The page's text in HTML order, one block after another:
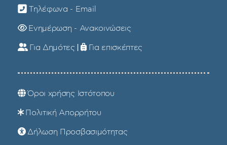
Τηλέφωνα - Email
Ενημέρωση - Ανακοινώσεις
Για Δημότες | Για επισκέπτες
Όροι χρήσης Ιστότοπου
Πολιτική Απορρήτου
Δήλωση Προσβασιμότητας